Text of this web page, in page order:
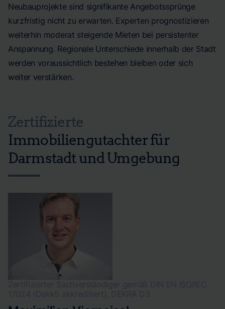
Neubauprojekte sind signifikante Angebotssprünge
kurzfristig nicht zu erwarten. Experten prognostizieren
weiterhin moderat steigende Mieten bei persistenter
Anspannung. Regionale Unterschiede innerhalb der Stadt
werden voraussichtlich bestehen bleiben oder sich
weiter verstärken.
Zertifizierte
Immobiliengutachter für
Darmstadt und Umgebung